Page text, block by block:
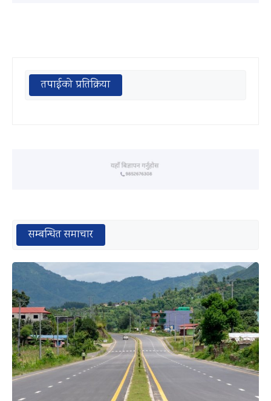
तपाईको प्रतिक्रिया
सम्बन्धित समाचार